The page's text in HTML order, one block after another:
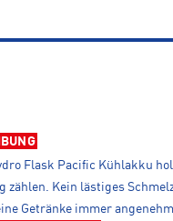
Flask Pacific Kühlakku
zählen. Kein lästiges
Getränke immer